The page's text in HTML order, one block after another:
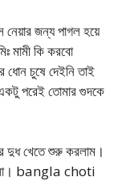
নেয়ার জন্য পাগল হয়ে
মামী কি করবো
চুষে দেইনি তাই
পরেই তোমার গুদকে
দুধ খেতে শুরু করলাম।
bangla choti